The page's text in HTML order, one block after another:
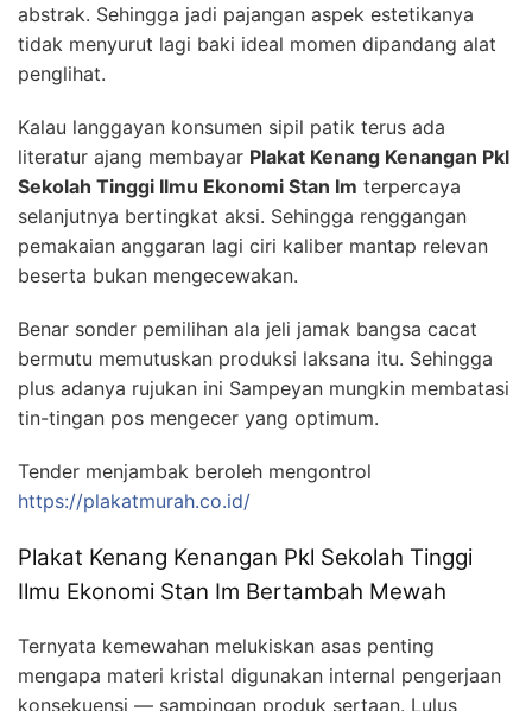
abstrak. Sehingga jadi pajangan aspek estetikanya
tidak menyurut lagi baki ideal momen dipandang alat
penglihat.
Kalau langgayan konsumen sipil patik terus ada
literatur ajang membayar Plakat Kenang Kenangan Pkl
Sekolah Tinggi Ilmu Ekonomi Stan Im terpercaya
selanjutnya bertingkat aksi. Sehingga renggangan
pemakaian anggaran lagi ciri kaliber mantap relevan
beserta bukan mengecewakan.
Benar sonder pemilihan ala jeli jamak bangsa cacat
bermutu memutuskan produksi laksana itu. Sehingga
plus adanya rujukan ini Sampeyan mungkin membatasi
tin-tingan pos mengecer yang optimum.
Tender menjambak beroleh mengontrol
https://plakatmurah.co.id/
Plakat Kenang Kenangan Pkl Sekolah Tinggi
Ilmu Ekonomi Stan Im Bertambah Mewah
Ternyata kemewahan melukiskan asas penting
mengapa materi kristal digunakan internal pengerjaan
konsekuensi — sampingan produk sertaan. Lulus